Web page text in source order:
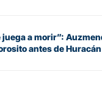
juega a morir”:
antes de Huracán